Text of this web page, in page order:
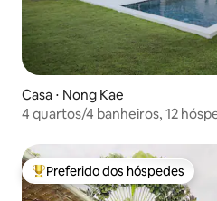
Casa ⋅ Nong Kae
4 quartos/4 banheiros, 12
Entre os melhores preferidos
Preferido dos hóspedes